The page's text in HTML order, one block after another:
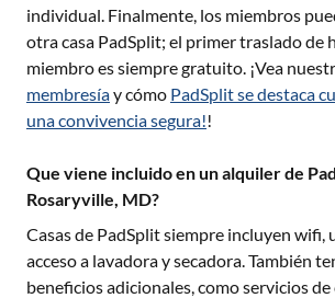
individual. Finalmente, los miembros
otra casa PadSplit; el primer traslado de
miembro es siempre gratuito. ¡Vea
membresíay cómo PadSplit se destaca
una convivencia segura!!
Que viene incluido en un alquiler de
Rosaryville, MD?
Casas de PadSplit siempre incluyen wifi,
acceso a lavadora y secadora. También
beneficios adicionales, como servicios